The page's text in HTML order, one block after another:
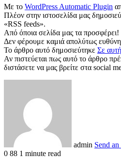
Με το WordPress Automatic Plugin
Πλέον στην ιστοσελίδα μας
«RSS feeds».
Από όποια σελίδα μας τα προσφέρει!
Δεν φέρουμε καμιά απολύτως ευθύνη
Το άρθρο αυτό δημοσιεύτηκε Σε
Αν πιστεύεται πως αυτό το άρθρο
διστάσετε να μας βρείτε στα social
admin Send
0 88 1 minute read